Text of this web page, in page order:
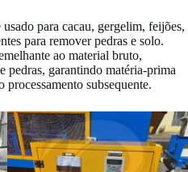
para cacau, gergelim, feijões,
para remover pedras e solo.
ao material bruto,
pedras, garantindo matéria-prima
subsequente.